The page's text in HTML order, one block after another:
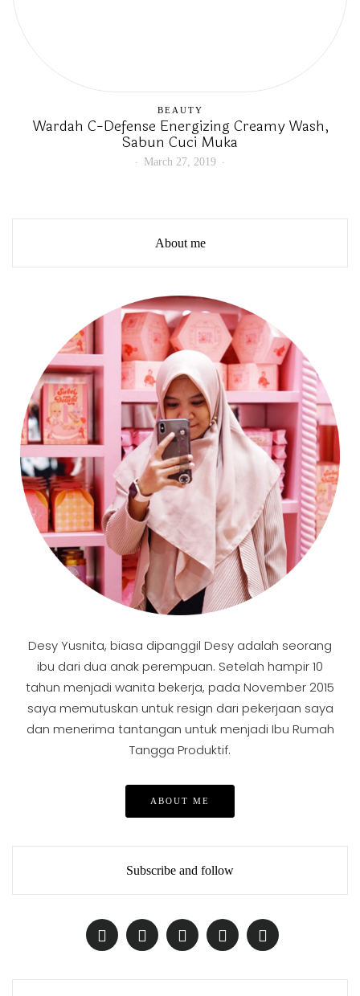
BEAUTY
Wardah C-Defense Energizing Creamy Wash,
Sabun Cuci Muka
March 27, 2019
About me
Desy Yusnita, biasa dipanggil Desy adalah seorang
ibu dari dua anak perempuan. Setelah hampir 10
tahun menjadi wanita bekerja, pada November 2015
saya memutuskan untuk resign dari pekerjaan saya
dan menerima tantangan untuk menjadi Ibu Rumah
Tangga Produktif.
ABOUT ME
Subscribe and follow